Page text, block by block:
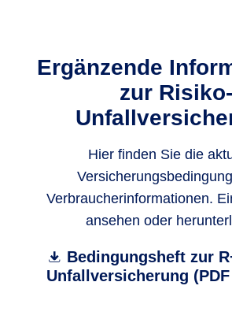
Ergänzende
zur Risiko-
Hier finden Sie die
Verbraucherinformationen.
ansehen oder
Bedingungsheft zur
Unfallversicherung (PDF